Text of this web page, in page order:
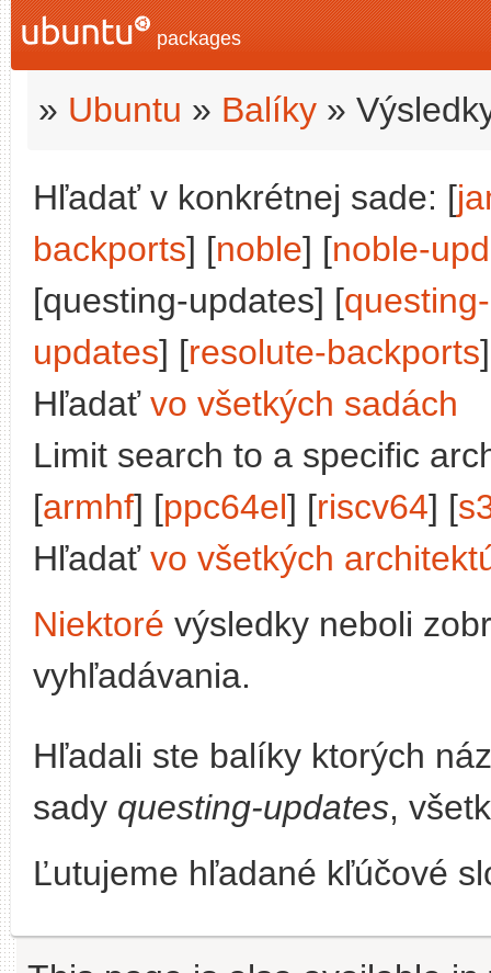
packages
» Ubuntu » Balíky »
Hľadať v konkrétnej sade: [
backports] [noble] [noble-
[questing-updates] [
updates] [resolute-backports
Hľadať vo všetkých sadách
Limit search to a specific
[armhf] [ppc64el] [riscv64] [
Hľadať vo všetkých
Niektoré výsledky neboli
vyhľadávania.
Hľadali ste balíky ktorých
sady questing-updates,
Ľutujeme hľadané kľúčové